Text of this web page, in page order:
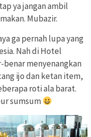
ya jangan ambil
Mubazir.
ga pernah lupa yang
Nah di Hotel
menyenangkan
ijo dan ketan item,
roti ala barat.
sumsum